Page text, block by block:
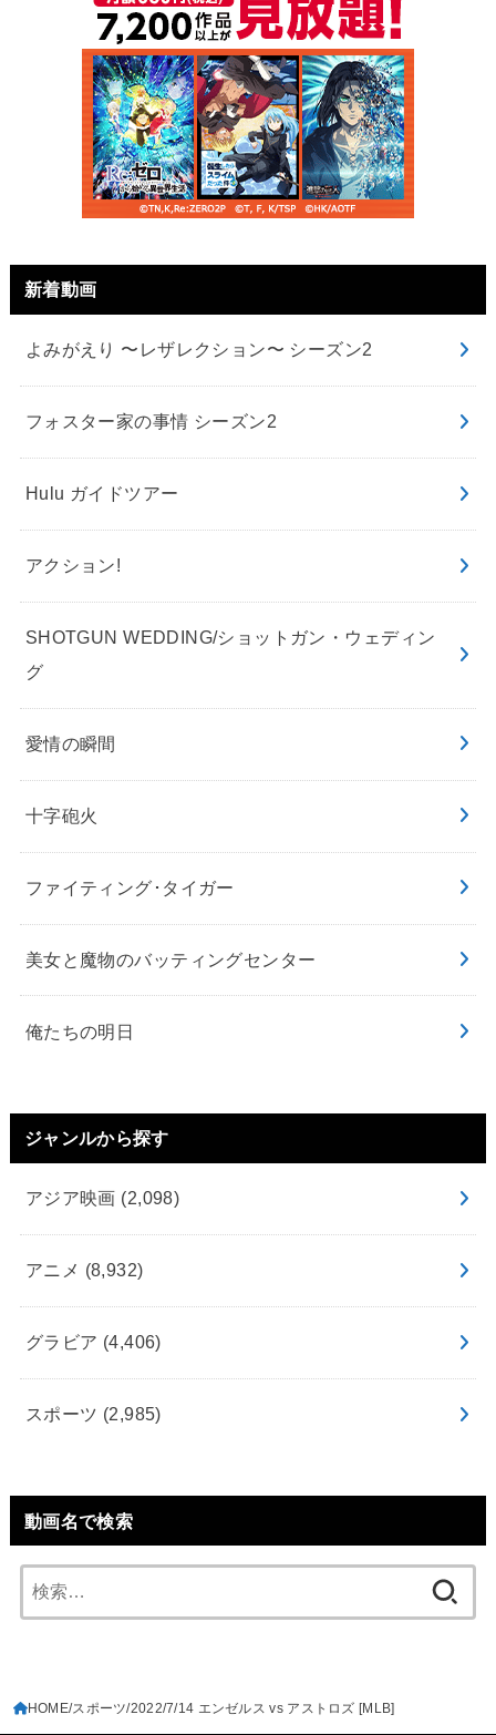
新着動画
よみがえり 〜レザレクション〜 シーズン2
フォスター家の事情 シーズン2
Hulu ガイドツアー
アクション!
SHOTGUN WEDDING/ショットガン・ウェディン
グ
愛情の瞬間
十字砲火
ファイティング･タイガー
美女と魔物のバッティングセンター
俺たちの明日
ジャンルから探す
アジア映画 (2,098)
アニメ (8,932)
グラビア (4,406)
スポーツ (2,985)
動画名で検索
索:
HOME スポーツ 2022/7/14 エンゼルス vs アストロズ [MLB]